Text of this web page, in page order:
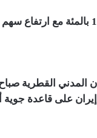
المدني القطرية
على قاعدة جوية